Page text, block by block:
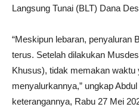
Langsung Tunai (BLT) Dana
“Meskipun lebaran, penyaluran
terus. Setelah dilakukan
Khusus), tidak memakan waktu
menyalurkannya,” ungkap
keterangannya, Rabu 27 Mei